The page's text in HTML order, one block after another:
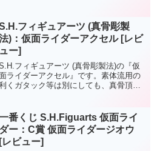
フィギュアーツ (真骨彫製
)：仮面ライダーアクセル [レビ
ュー]
フィギュアーツ (真骨彫製法)の『仮
ライダーアクセル』です。素体流用の
くガタック等は別にしても、真骨頂は
造形でリニューアル。ダブルと同じく
ガイアメモリの争...
番くじ S.H.Figuarts 仮面ライ
ダー：C賞 仮面ライダージオウ
[レビュー]